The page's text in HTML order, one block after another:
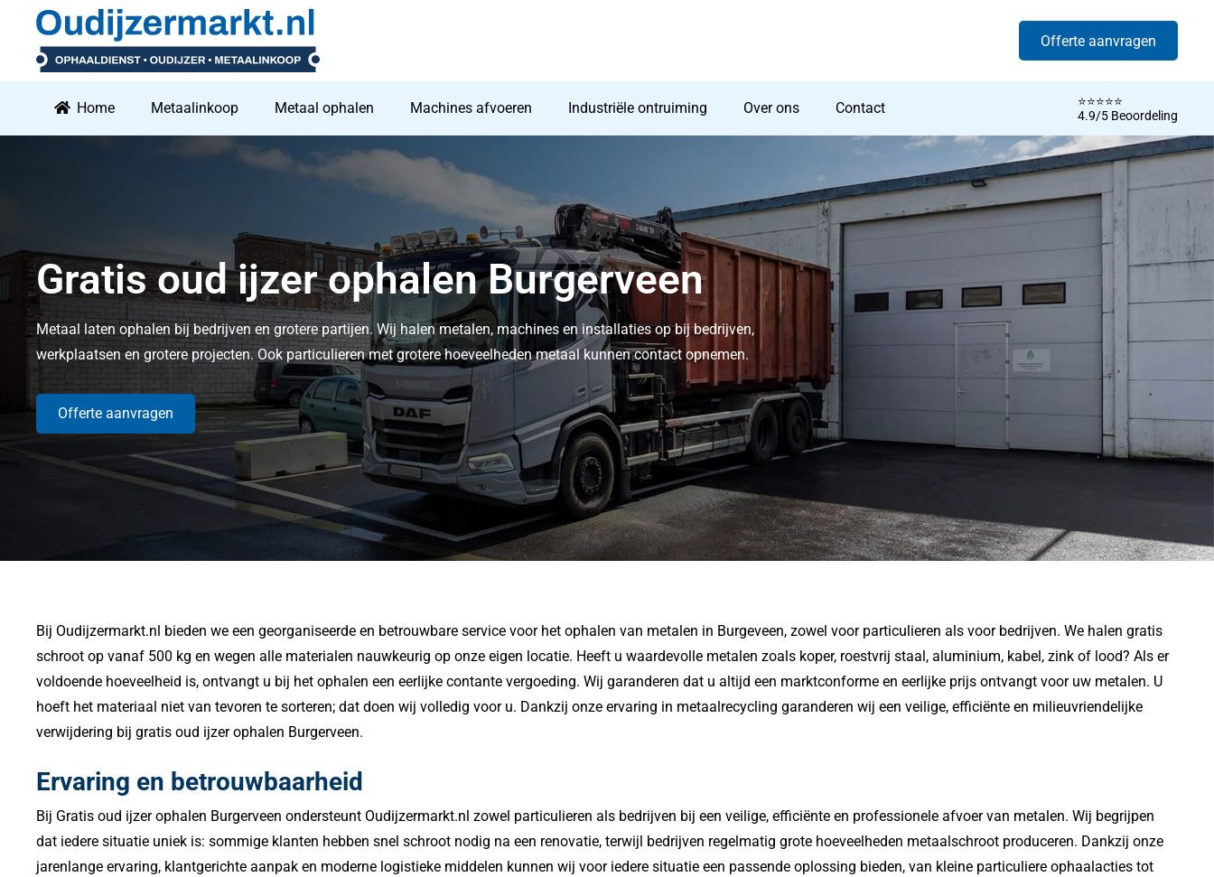
Offerte aanvragen
Home Metaalinkoop Metaal ophalen Machines afvoeren Industriële ontruiming Over ons Contact
⭐️⭐️⭐️⭐️⭐️
4.9/5 Beoordeling
Gratis oud ijzer ophalen Burgerveen
Metaal laten ophalen bij bedrijven en grotere partijen. Wij halen metalen, machines en installaties op bij bedrijven,
werkplaatsen en grotere projecten. Ook particulieren met grotere hoeveelheden metaal kunnen contact opnemen.
Offerte aanvragen
Bij Oudijzermarkt.nl bieden we een georganiseerde en betrouwbare service voor het ophalen van metalen in Burgeveen, zowel voor particulieren als voor bedrijven. We halen gratis
schroot op vanaf 500 kg en wegen alle materialen nauwkeurig op onze eigen locatie. Heeft u waardevolle metalen zoals koper, roestvrij staal, aluminium, kabel, zink of lood? Als er
voldoende hoeveelheid is, ontvangt u bij het ophalen een eerlijke contante vergoeding. Wij garanderen dat u altijd een marktconforme en eerlijke prijs ontvangt voor uw metalen. U
hoeft het materiaal niet van tevoren te sorteren; dat doen wij volledig voor u. Dankzij onze ervaring in metaalrecycling garanderen wij een veilige, efficiënte en milieuvriendelijke
verwijdering bij gratis oud ijzer ophalen Burgerveen.
Ervaring en betrouwbaarheid
Bij Gratis oud ijzer ophalen Burgerveen ondersteunt Oudijzermarkt.nl zowel particulieren als bedrijven bij een veilige, efficiënte en professionele afvoer van metalen. Wij begrijpen
dat iedere situatie uniek is: sommige klanten hebben snel schroot nodig na een renovatie, terwijl bedrijven regelmatig grote hoeveelheden metaalschroot produceren. Dankzij onze
jarenlange ervaring, klantgerichte aanpak en moderne logistieke middelen kunnen wij voor iedere situatie een passende oplossing bieden, van kleine particuliere ophaalacties tot